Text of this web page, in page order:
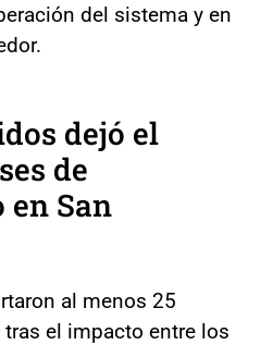
del sistema y en
dejó el
de
San
al menos 25
el impacto entre los